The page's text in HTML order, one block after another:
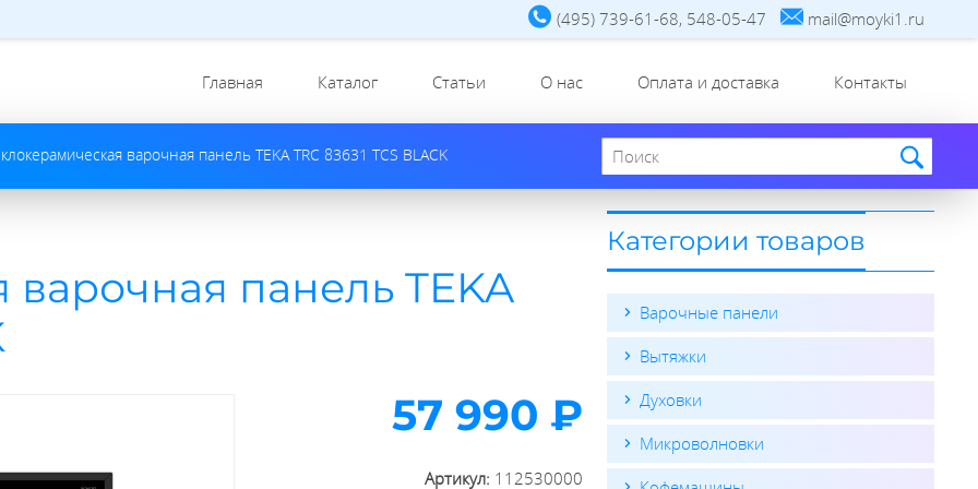
(495) 739-61-68, 548-05-47 mail@moyki1.ru
Главная Каталог Статьи О нас Оплата и доставка Контакты
варочная панель TEKA TRC 83631 TCS BLACK
Поиск по сайту
панель TEKA
57 990 ₽
Артикул: 112530000
Категории товаров
Варочные панели
Вытяжки
Духовки
Микроволновки